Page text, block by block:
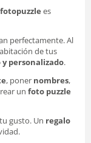
fotopuzzle es
perfectamente. Al
de tus
personalizado.
, poner nombres,
un foto puzzle
gusto. Un regalo